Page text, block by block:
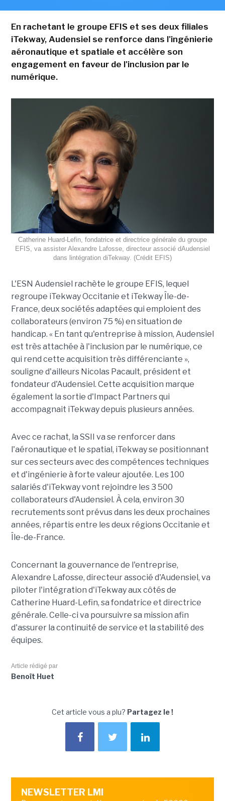
En rachetant le groupe EFIS et ses deux filiales
iTekway, Audensiel se renforce dans l'ingénierie
aéronautique et spatiale et accélère son
engagement en faveur de l'inclusion par le
numérique.
Catherine Huard-Lefin, fondatrice et directrice générale du groupe
EFIS, va assister Alexandre Lafosse, directeur associé dAudensiel
dans lintégration diTekway. (Crédit EFIS)
L'ESN Audensiel rachète le groupe EFIS, lequel
regroupe iTekway Occitanie et iTekway Île-de-
France, deux sociétés adaptées qui emploient des
collaborateurs (environ 75 %) en situation de
handicap. « En tant qu'entreprise à mission, Audensiel
est très attachée à l'inclusion par le numérique, ce
qui rend cette acquisition très différenciante »,
souligne d'ailleurs Nicolas Pacault, président et
fondateur d'Audensiel. Cette acquisition marque
également la sortie d'Impact Partners qui
accompagnait iTekway depuis plusieurs années.
Avec ce rachat, la SSII va se renforcer dans
l'aéronautique et le spatial, iTekway se positionnant
sur ces secteurs avec des compétences techniques
et d'ingénierie à forte valeur ajoutée. Les 100
salariés d'iTekway vont rejoindre les 3 500
collaborateurs d'Audensiel. À cela, environ 30
recrutements sont prévus dans les deux prochaines
années, répartis entre les deux régions Occitanie et
Île-de-France.
Concernant la gouvernance de l'entreprise,
Alexandre Lafosse, directeur associé d'Audensiel, va
piloter l'intégration d'iTekway aux côtés de
Catherine Huard-Lefin, sa fondatrice et directrice
générale. Celle-ci va poursuivre sa mission afin
d'assurer la continuité de service et la stabilité des
équipes.
Article rédigé par
Benoît Huet
Cet article vous a plu? Partagez le !
NEWSLETTER LMI